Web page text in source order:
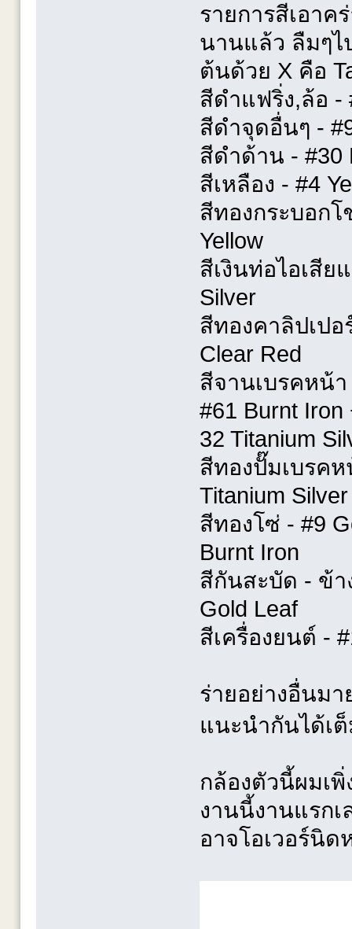
รายการสีเอาค
นานแล้ว ลืมๆ
ต้นด้วย X คือ
สีดำแฟริ่ง,ล้อ -
สีดำจุดอื่นๆ -
สีดำด้าน - #30
สีเหลือง - #4
สีทองกระบอก
Yellow
สีเงินท่อไอเสีย
Silver
สีทองคาลิปเปอ
Clear Red
สีจานเบรคหน้
#61 Burnt
32 Titanium
สีทองปั๊มเบรคห
Titanium Silver
สีทองโซ่ - #9
Burnt Iron
สีกันสะบัด - ข้า
Gold Leaf
สีเครื่องยนต์ -
ร่ายอย่างอื่นม
แนะนำกันได้เ
กล้องตัวนี้ผมเ
งานนี้งานแรก
อาจโอเวอร์นิ